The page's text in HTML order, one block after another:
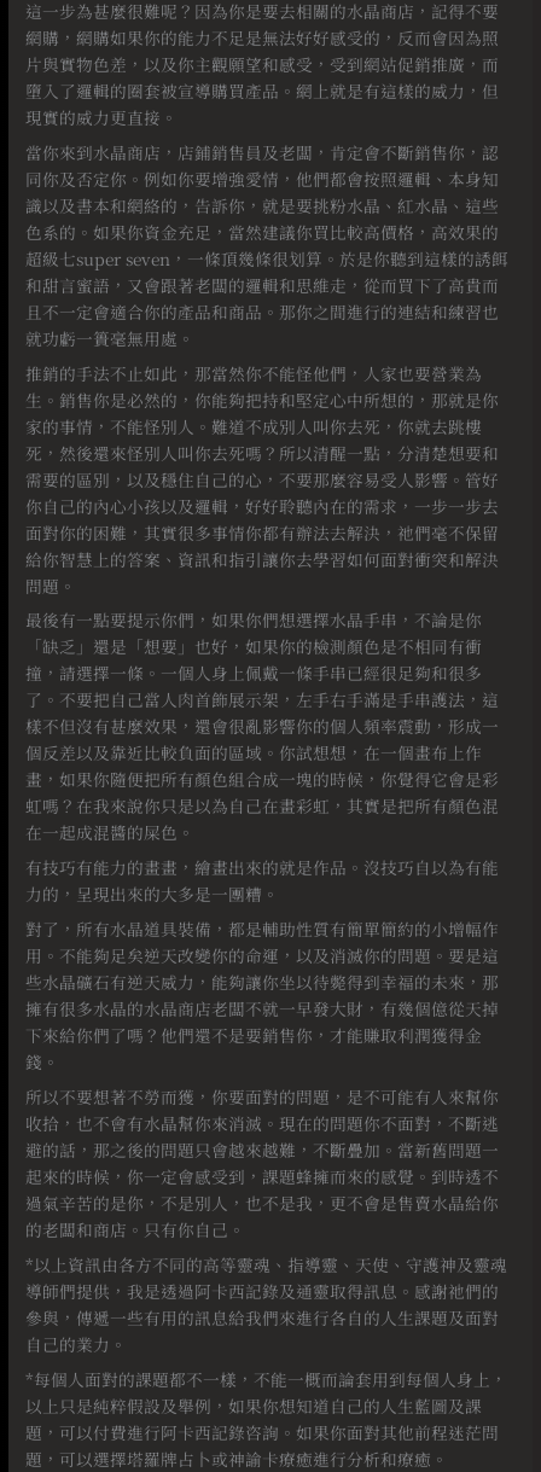
這一步為甚麼很難呢？因為你是要去相關的水晶商店，記得不要
網購，網購如果你的能力不足是無法好好感受的，反而會因為照
片與實物色差，以及你主觀願望和感受，受到網站促銷推廣，而
墮入了邏輯的圈套被宣導購買產品。網上就是有這樣的威力，但
現實的威力更直接。⠀
當你來到水晶商店，店鋪銷售員及老闆，肯定會不斷銷售你，認
同你及否定你。例如你要增強愛情，他們都會按照邏輯、本身知
識以及書本和網絡的，告訴你，就是要挑粉水晶、紅水晶、這些
色系的。如果你資金充足，當然建議你買比較高價格，高效果的
超級七super seven，一條頂幾條很划算。於是你聽到這樣的誘餌
和甜言蜜語，又會跟著老闆的邏輯和思維走，從而買下了高貴而
且不一定會適合你的產品和商品。那你之間進行的連結和練習也
就功虧一簣毫無用處。
推銷的手法不止如此，那當然你不能怪他們，人家也要營業為
生。銷售你是必然的，你能夠把持和堅定心中所想的，那就是你
家的事情，不能怪別人。難道不成別人叫你去死，你就去跳樓
死，然後還來怪別人叫你去死嗎？所以清醒一點，分清楚想要和
需要的區別，以及穩住自己的心，不要那麼容易受人影響。管好
你自己的內心小孩以及邏輯，好好聆聽內在的需求，一步一步去
面對你的困難，其實很多事情你都有辦法去解決，祂們毫不保留
給你智慧上的答案、資訊和指引讓你去學習如何面對衝突和解決
問題。⠀
最後有一點要提示你們，如果你們想選擇水晶手串，不論是你
「缺乏」還是「想要」也好，如果你的檢測顏色是不相同有衝
撞，請選擇一條。一個人身上佩戴一條手串已經很足夠和很多
了。不要把自己當人肉首飾展示架，左手右手滿是手串護法，這
樣不但沒有甚麼效果，還會很亂影響你的個人頻率震動，形成一
個反差以及靠近比較負面的區域。你試想想，在一個畫布上作
畫，如果你隨便把所有顏色組合成一塊的時候，你覺得它會是彩
虹嗎？在我來說你只是以為自己在畫彩虹，其實是把所有顏色混
在一起成混醬的屎色。
有技巧有能力的畫畫，繪畫出來的就是作品。沒技巧自以為有能
力的，呈現出來的大多是一團糟。
對了，所有水晶道具裝備，都是輔助性質有簡單簡約的小增幅作
用。不能夠足矣逆天改變你的命運，以及消滅你的問題。要是這
些水晶礦石有逆天威力，能夠讓你坐以待斃得到幸福的未來，那
擁有很多水晶的水晶商店老闆不就一早發大財，有幾個億從天掉
下來給你們了嗎？他們還不是要銷售你，才能賺取利潤獲得金
錢。
所以不要想著不勞而獲，你要面對的問題，是不可能有人來幫你
收拾，也不會有水晶幫你來消滅。現在的問題你不面對，不斷逃
避的話，那之後的問題只會越來越難，不斷疊加。當新舊問題一
起來的時候，你一定會感受到，課題蜂擁而來的感覺。到時透不
過氣辛苦的是你，不是別人，也不是我，更不會是售賣水晶給你
的老闆和商店。只有你自己。
*以上資訊由各方不同的高等靈魂、指導靈、天使、守護神及靈魂
導師們提供，我是透過阿卡西記錄及通靈取得訊息。感謝祂們的
參與，傳遞一些有用的訊息給我們來進行各自的人生課題及面對
自己的業力。⠀
*每個人面對的課題都不一樣，不能一概而論套用到每個人身上，
以上只是純粹假設及舉例，如果你想知道自己的人生藍圖及課
題，可以付費進行阿卡西記錄咨詢。如果你面對其他前程迷茫問
題，可以選擇塔羅牌占卜或神諭卡療癒進行分析和療癒。